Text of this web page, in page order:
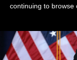
ULTIME NOTIZIE
continuing to browse